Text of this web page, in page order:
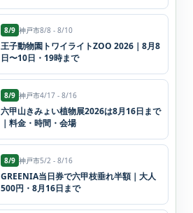
8/9 神戸市8/8 - 8/10
王子動物園トワイライトZOO 2026｜8月8
日〜10日・19時まで
8/9 神戸市4/17 - 8/16
六甲山きみょい植物展2026は8月16日まで
｜料金・時間・会場
8/9 神戸市5/2 - 8/16
GREENIA当日券で六甲枝垂れ半額｜大人
500円・8月16日まで